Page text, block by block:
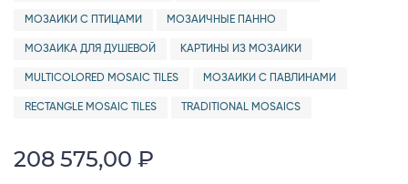
МОЗАИКИ С ПТИЦАМИ МОЗАИЧНЫЕ ПАННО
МОЗАИКА ДЛЯ ДУШЕВОЙ КАРТИНЫ ИЗ МОЗАИКИ
MULTICOLORED MOSAIC TILES МОЗАИКИ С ПАВЛИНАМИ
RECTANGLE MOSAIC TILES TRADITIONAL MOSAICS
208 575,00 ₽